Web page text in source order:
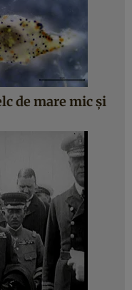
de mare mic și